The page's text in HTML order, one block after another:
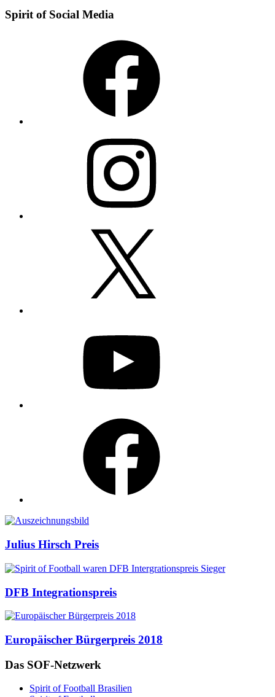
Spirit of Social Media
Auszeichnungen
Julius Hirsch Preis
DFB Integrationspreis
Europäischer Bürgerpreis 2018
Das SOF-Netzwerk
Spirit of Football Brasilien